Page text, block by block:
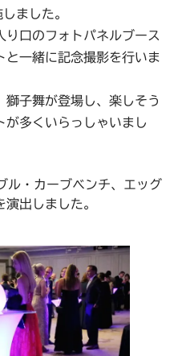
ました。
り口のフォトパネルブース
と一緒に記念撮影を行いま
子舞が登場し、楽しそう
が多くいらっしゃいまし
ル・カーブベンチ、エッグ
出しました。